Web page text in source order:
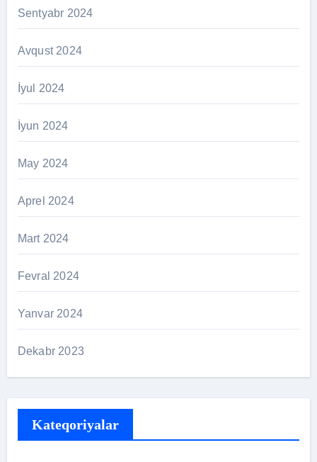
Sentyabr 2024
Avqust 2024
İyul 2024
İyun 2024
May 2024
Aprel 2024
Mart 2024
Fevral 2024
Yanvar 2024
Dekabr 2023
Kateqoriyalar